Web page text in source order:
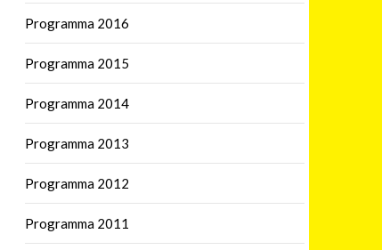
Programma 2016
Programma 2015
Programma 2014
Programma 2013
Programma 2012
Programma 2011